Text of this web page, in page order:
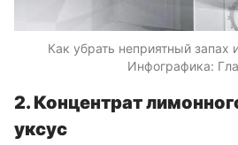
Как убрать неприятный запах
Инфографика:
2. Концентрат
уксус